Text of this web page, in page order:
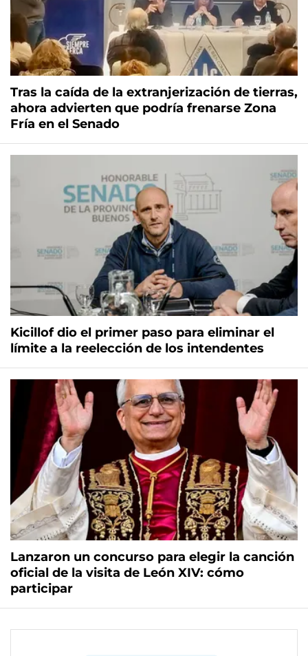
Tras la caída de la extranjerización de tierras,
ahora advierten que podría frenarse Zona
Fría en el Senado
Kicillof dio el primer paso para eliminar el
límite a la reelección de los intendentes
Lanzaron un concurso para elegir la canción
oficial de la visita de León XIV: cómo
participar